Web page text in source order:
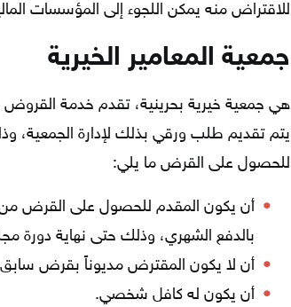
للاقتراض منه يمكن اللجوء إلى المؤسسات
جمعية المعامير الخيرية
هي جمعية خيرية بحرينية، تقدم خدمة
يتم تقديم طلب ورقي بذلك لإدارة الجمعية،
للحصول على القرض ما يلي:
أن يكون المقدم للحصول على القرض من
بالدفع الشهري، وذلك حتى نهاية دورة
أن لا يكون المقترض مديوناً بقرض
أن يكون له كافل شخصي.